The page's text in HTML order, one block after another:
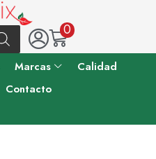
0
Marcas
Calidad
Contacto